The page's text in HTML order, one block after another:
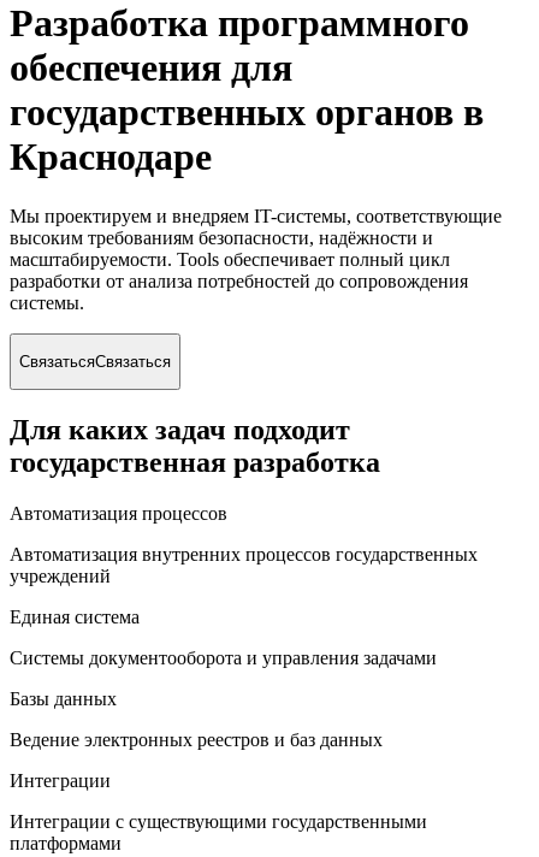
Разработка программного
обеспечения для
государственных органов в
Краснодаре
Мы проектируем и внедряем IT-системы, соответствующие
высоким требованиям безопасности, надёжности и
масштабируемости. Tools обеспечивает полный цикл
разработки от анализа потребностей до сопровождения
системы.
СвязатьсяСвязаться
Для каких задач подходит
государственная разработка
Автоматизация процессов
Автоматизация внутренних процессов государственных
учреждений
Единая система
Системы документооборота и управления задачами
Базы данных
Ведение электронных реестров и баз данных
Интеграции
Интеграции с существующими государственными
платформами